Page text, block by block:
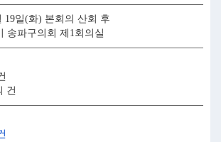
19일(화) 본회의 산회 후
송파구의회 제1회의실
건